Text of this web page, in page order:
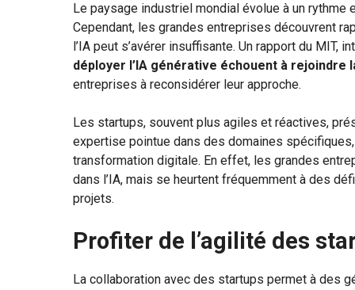
Le paysage industriel mondial évolue à un
Cependant, les grandes entreprises découvrent
l’IA peut s’avérer insuffisante. Un rapport du MIT,
déployer l’IA générative échouent à rejoindre
entreprises à reconsidérer leur approche.
Les startups, souvent plus agiles et réactives,
expertise pointue dans des domaines
transformation digitale. En effet, les grandes
dans l’IA, mais se heurtent fréquemment à des
projets.
Profiter de l’agilité des
La collaboration avec des startups permet à des